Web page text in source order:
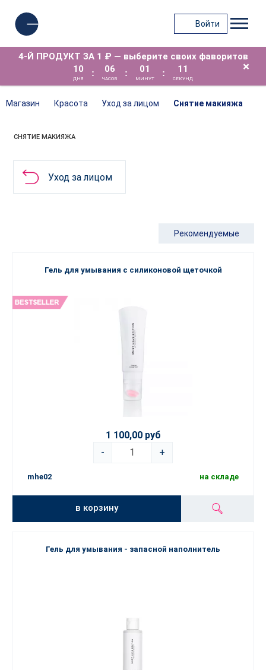
Войти
4-Й ПРОДУКТ ЗА 1 ₽ — выберите своих фаворитов
10
ДНЯ
: 06
ЧАСОВ
: 01
МИНУТ
: 11
СЕКУНД
×
Магазин Красота Уход за лицом Снятие макияжа
СНЯТИЕ МАКИЯЖА
Уход за лицом
Рекомендуемые
Гель для умывания с силиконовой щеточкой
1 100,00 руб
-
+
mhe02 на складе
в корзину
Гель для умывания - запасной наполнитель